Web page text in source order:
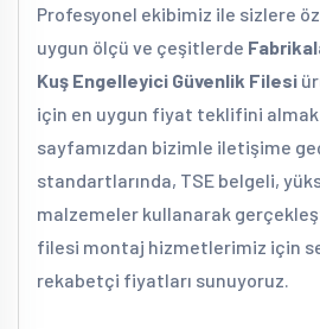
Profesyonel ekibimiz ile sizlere
uygun ölçü ve çeşitlerde
Kuş Engelleyici Güvenlik Filesi
için en uygun fiyat teklifini
sayfamızdan bizimle iletişime
standartlarında, TSE belgeli,
malzemeler kullanarak
filesi montaj hizmetlerimiz için
rekabetçi fiyatları sunuyoruz.